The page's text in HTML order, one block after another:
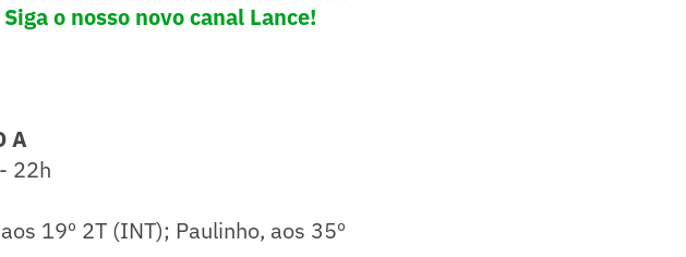
o nosso novo canal Lance!
A
22h
19º 2T (INT); Paulinho, aos 35º